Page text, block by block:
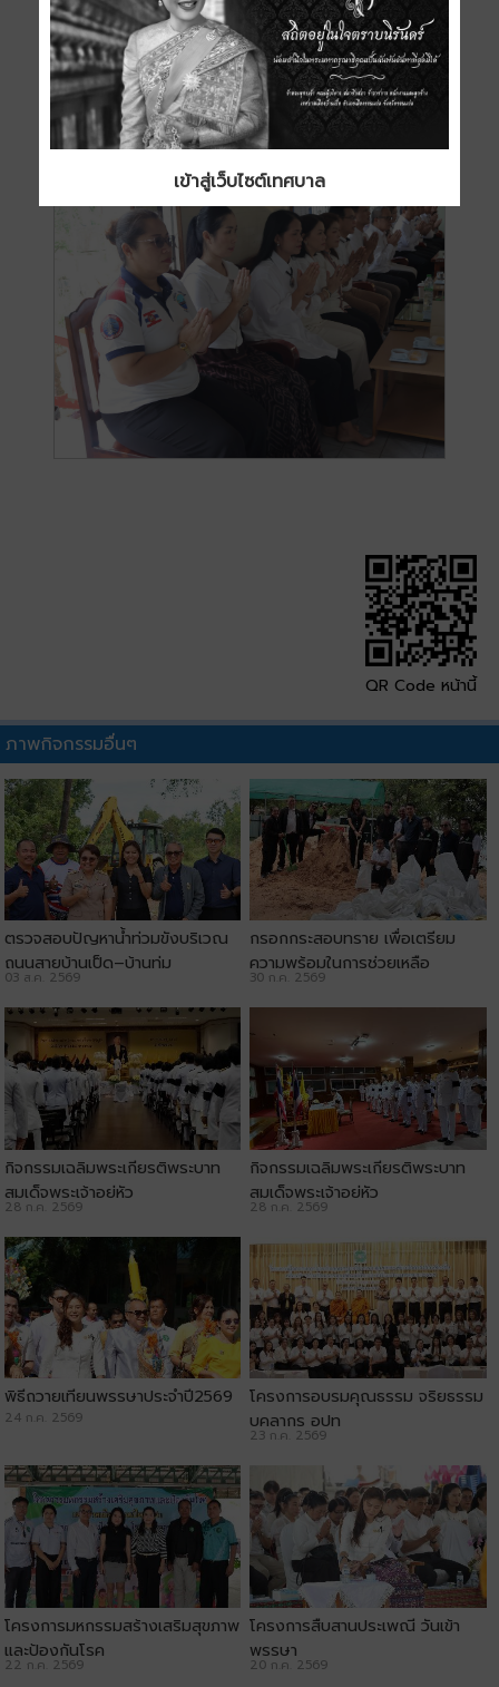
QR Code หน้านี้
ภาพกิจกรรมอื่นๆ
ตรวจสอบปัญหาน้ำท่วมขังบริเวณ
ถนนสายบ้านเป็ด–บ้านทุ่ม
03 ส.ค. 2569
กรอกกระสอบทราย เพื่อเตรียม
ความพร้อมในการช่วยเหลือ
ประชาชน
30 ก.ค. 2569
กิจกรรมเฉลิมพระเกียรติพระบาท
สมเด็จพระเจ้าอยู่หัว
28 ก.ค. 2569
กิจกรรมเฉลิมพระเกียรติพระบาท
สมเด็จพระเจ้าอยู่หัว
28 ก.ค. 2569
พิธีถวายเทียนพรรษาประจำปี2569
24 ก.ค. 2569
โครงการอบรมคุณธรรม จริยธรรม
บุคลากร อปท
23 ก.ค. 2569
โครงการมหกรรมสร้างเสริมสุขภาพ
และป้องกันโรค
22 ก.ค. 2569
โครงการสืบสานประเพณี วันเข้า
พรรษา
20 ก.ค. 2569
เข้าสู่เว็บไซต์เทศบาล